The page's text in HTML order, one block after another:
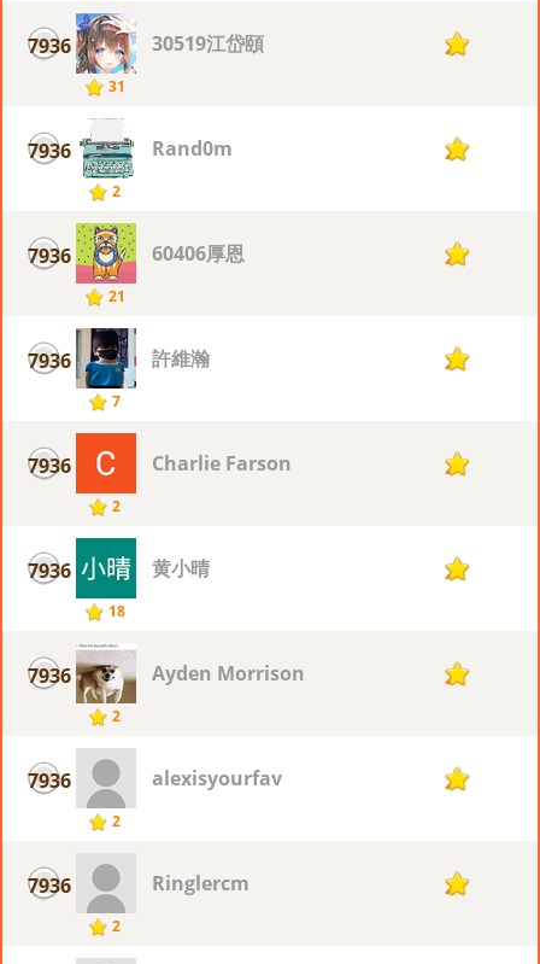
7936
31
30519江岱頤 2
7936
2
Rand0m 2
7936
21
60406厚恩 2
7936
7
許維瀚 2
7936
2
Charlie Farson 2
7936
18
黄小晴 2
7936
2
Ayden Morrison 2
7936
2
alexisyourfav 2
7936
2
Ringlercm 2